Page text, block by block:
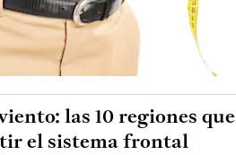
las 10 regiones que
el sistema frontal